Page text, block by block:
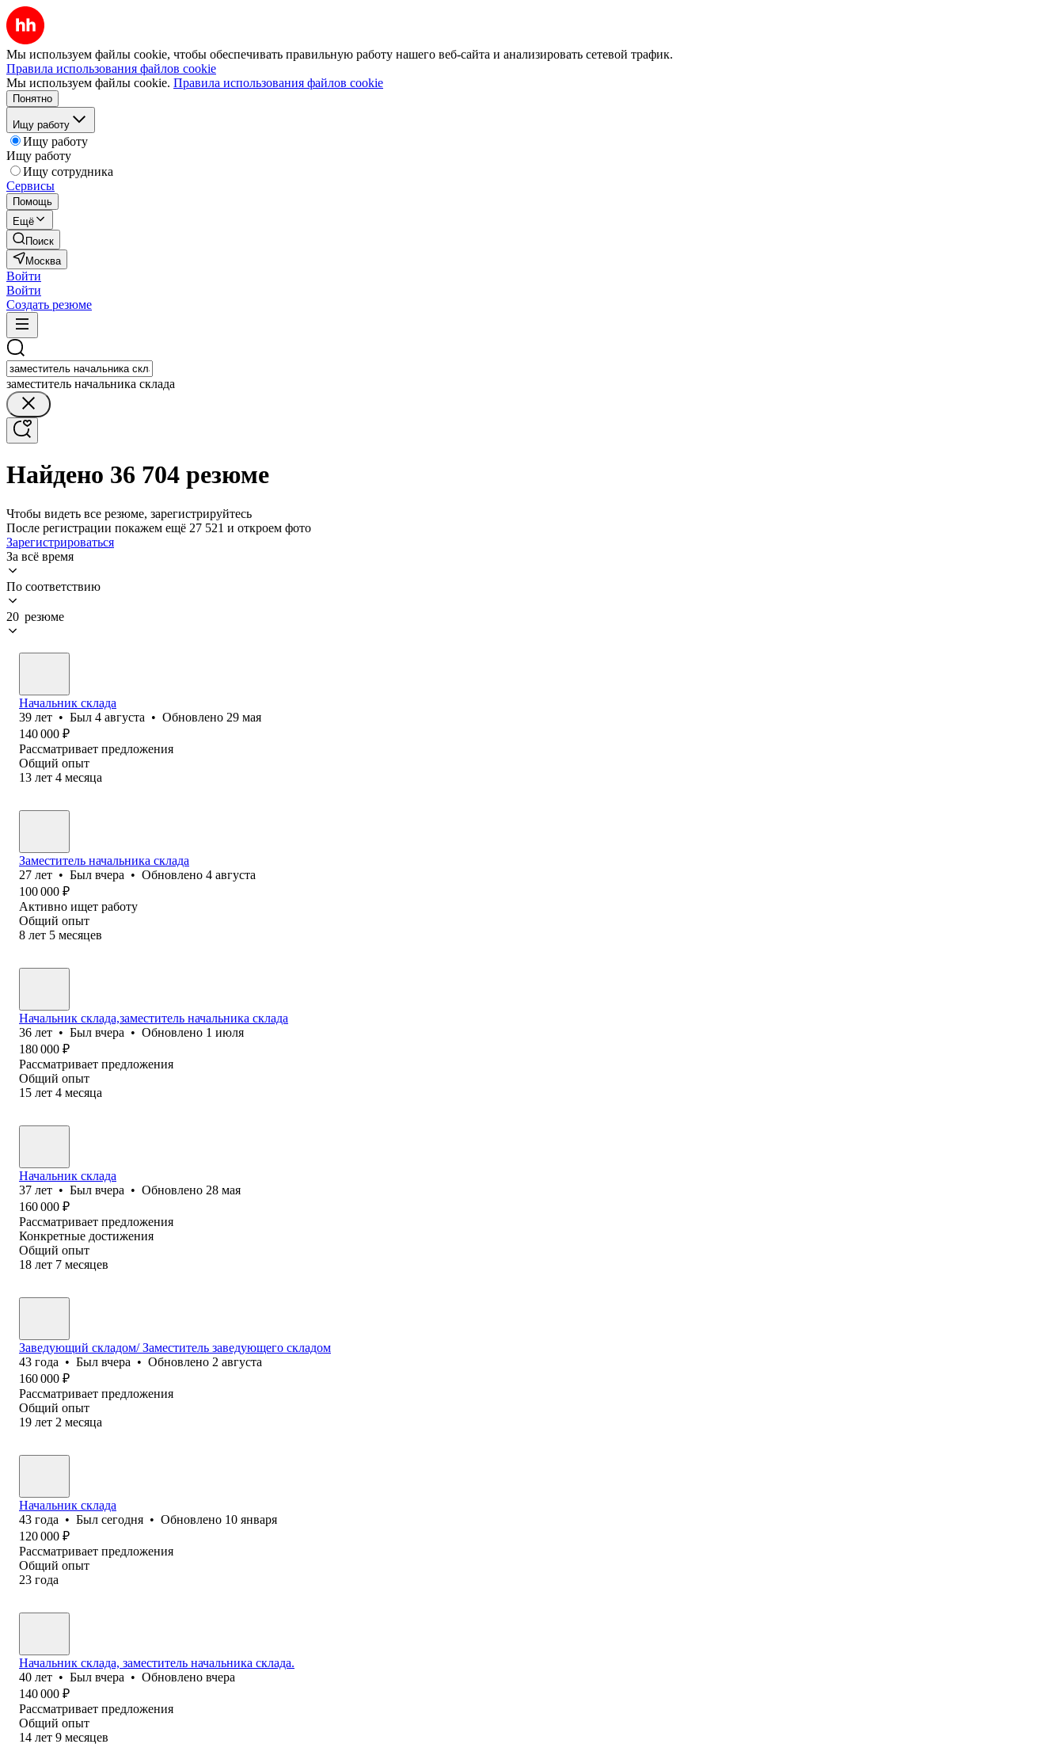
Мы используем файлы cookie, чтобы обеспечивать правильную работу нашего веб-сайта и анализировать сетевой трафик.
Правила использования файлов cookie
Мы используем файлы cookie. Правила использования файлов cookie
Понятно
Ищу работу
Ищу работу
Ищу работу
Ищу сотрудника
Сервисы
Помощь
Ещё
Поиск
Москва
Войти
Войти
Создать резюме
заместитель начальника склада
Найдено 36 704 резюме
Чтобы видеть все резюме, зарегистрируйтесь
После регистрации покажем ещё 27 521 и откроем фото
Зарегистрироваться
За всё время
По соответствию
20 резюме
Начальник склада
39 лет • Был 4 августа • Обновлено 29 мая
140 000 ₽
Рассматривает предложения
Общий опыт
13 лет 4 месяца
Заместитель начальника склада
27 лет • Был вчера • Обновлено 4 августа
100 000 ₽
Активно ищет работу
Общий опыт
8 лет 5 месяцев
Начальник склада,заместитель начальника склада
36 лет • Был вчера • Обновлено 1 июля
180 000 ₽
Рассматривает предложения
Общий опыт
15 лет 4 месяца
Начальник склада
37 лет • Был вчера • Обновлено 28 мая
160 000 ₽
Рассматривает предложения
Конкретные достижения
Общий опыт
18 лет 7 месяцев
Заведующий складом/ Заместитель заведующего складом
43 года • Был вчера • Обновлено 2 августа
160 000 ₽
Рассматривает предложения
Общий опыт
19 лет 2 месяца
Начальник склада
43 года • Был сегодня • Обновлено 10 января
120 000 ₽
Рассматривает предложения
Общий опыт
23 года
Начальник склада, заместитель начальника склада.
40 лет • Был вчера • Обновлено вчера
140 000 ₽
Рассматривает предложения
Общий опыт
14 лет 9 месяцев